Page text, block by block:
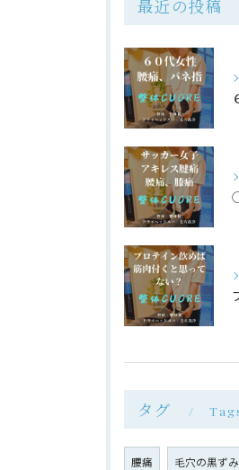
最近の投稿
タグ
腰痛 毛穴の黒ずみ